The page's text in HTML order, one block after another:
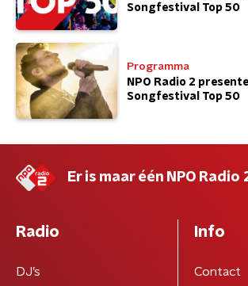
Songfestival Top 50
Programma
NPO Radio 2
Songfestival Top 50
Er is maar één NPO Radio
Radio
DJ’s
Info
Contact